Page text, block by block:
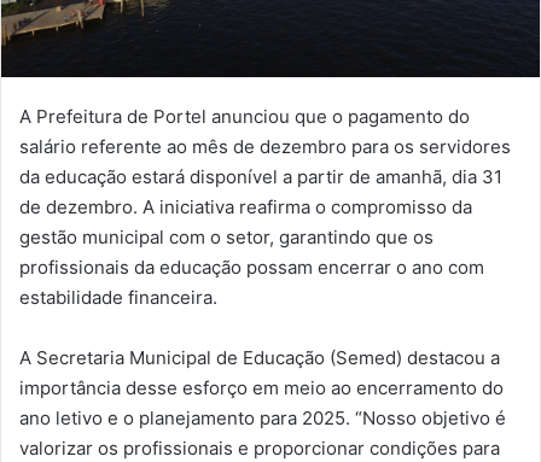
A Prefeitura de Portel anunciou que o pagamento do
salário referente ao mês de dezembro para os servidores
da educação estará disponível a partir de amanhã, dia 31
de dezembro. A iniciativa reafirma o compromisso da
gestão municipal com o setor, garantindo que os
profissionais da educação possam encerrar o ano com
estabilidade financeira.
A Secretaria Municipal de Educação (Semed) destacou a
importância desse esforço em meio ao encerramento do
ano letivo e o planejamento para 2025. “Nosso objetivo é
valorizar os profissionais e proporcionar condições para